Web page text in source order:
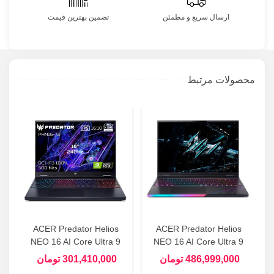
ارسال سریع و مطمئن تضمین بهترین قیمت
محصولات مرتبط
ACER Predator Helios
NEO 16 AI Core Ultra 9
(275HX) - 16GB DDR5 -
1TB SSD - 24GB (RTX
486,999,000 تومان
ACER Predator Helios
NEO 16 AI Core Ultra 9
(275HX) - 16GB DDR5 -
1TB SSD - 8GB (RTX
301,410,000 تومان